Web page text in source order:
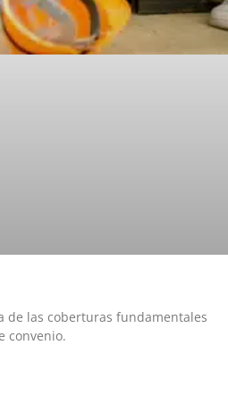
de las coberturas fundamentales
convenio.